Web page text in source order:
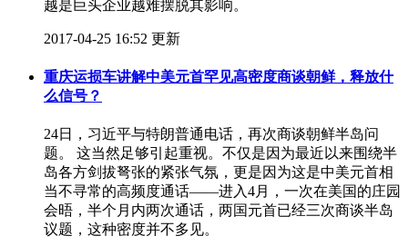
越是巨头企业越难摆脱其影响。
2017-04-25 16:52 更新
重庆运损车讲解中美元首罕见高密度商谈朝鲜，释放什
么信号？
24日，习近平与特朗普通电话，再次商谈朝鲜半岛问
题。 这当然足够引起重视。不仅是因为最近以来围绕半
岛各方剑拔弩张的紧张气氛，更是因为这是中美元首相
当不寻常的高频度通话——进入4月，一次在美国的庄园
会晤，半个月内两次通话，两国元首已经三次商谈半岛
议题，这种密度并不多见。